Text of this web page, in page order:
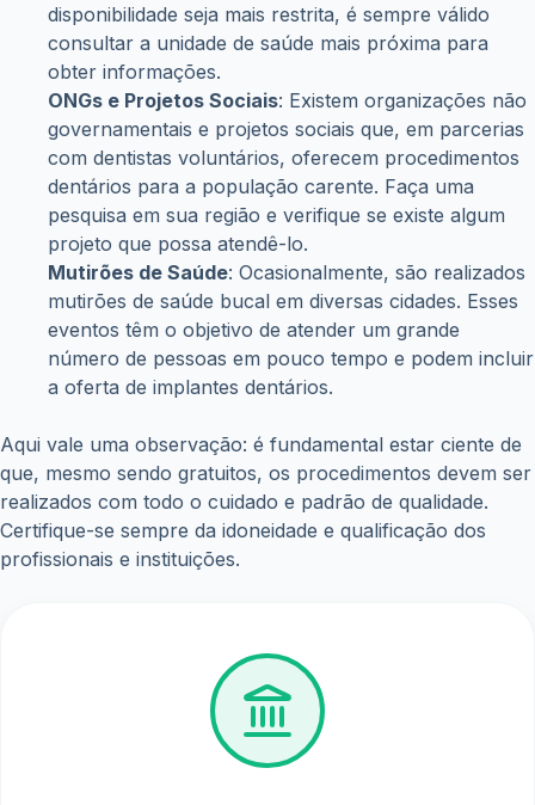
disponibilidade seja mais restrita, é sempre válido
consultar a unidade de saúde mais próxima para
obter informações.
ONGs e Projetos Sociais: Existem organizações não
governamentais e projetos sociais que, em parcerias
com dentistas voluntários, oferecem procedimentos
dentários para a população carente. Faça uma
pesquisa em sua região e verifique se existe algum
projeto que possa atendê-lo.
Mutirões de Saúde: Ocasionalmente, são realizados
mutirões de saúde bucal em diversas cidades. Esses
eventos têm o objetivo de atender um grande
número de pessoas em pouco tempo e podem incluir
a oferta de implantes dentários.
Aqui vale uma observação: é fundamental estar ciente de
que, mesmo sendo gratuitos, os procedimentos devem ser
realizados com todo o cuidado e padrão de qualidade.
Certifique-se sempre da idoneidade e qualificação dos
profissionais e instituições.